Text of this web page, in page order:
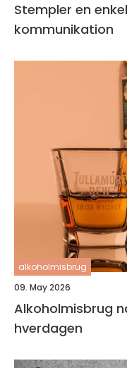
Stempler en enkel løsning til tydelig
kommunikation
alkoholmisbrug
09. May 2026
Alkoholmisbrug når alkoholen styrer
hverdagen